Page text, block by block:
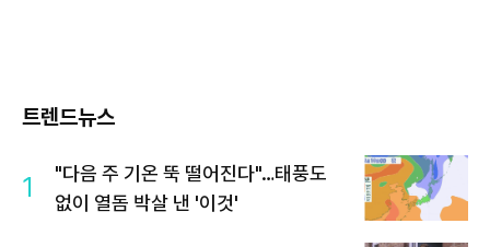
트렌드뉴스
1
"다음 주 기온 뚝 떨어진다"…태풍도
없이 열돔 박살 낸 '이것'